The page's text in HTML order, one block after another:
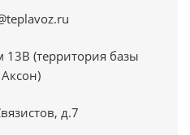
13В (территория базы
Аксон)
д.7